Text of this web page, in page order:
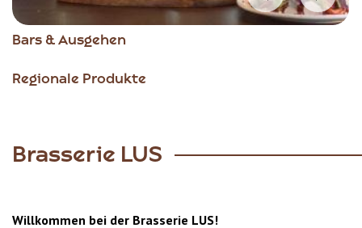
Bars & Ausgehen
Regionale Produkte
Item
of
Brasserie LUS
Willkommen bei der Brasserie LUS!